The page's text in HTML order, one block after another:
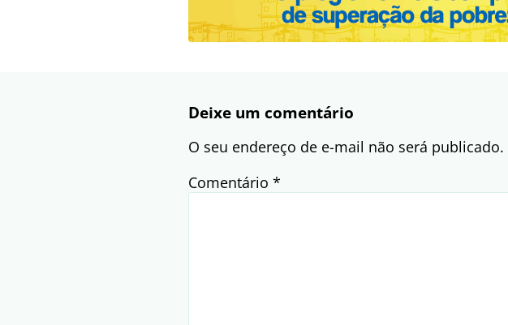
Deixe um comentário
O seu endereço de e-mail não será publicado.
Comentário *